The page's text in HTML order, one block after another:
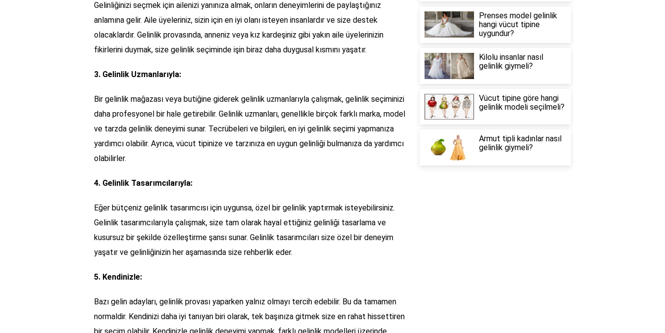
Gelinliğinizi seçmek için ailenizi yanınıza almak, onların deneyimlerini de paylaştığınız
anlamına gelir. Aile üyeleriniz, sizin için en iyi olanı isteyen insanlardır ve size destek
olacaklardır. Gelinlik provasında, anneniz veya kız kardeşiniz gibi yakın aile üyelerinizin
fikirlerini duymak, size gelinlik seçiminde işin biraz daha duygusal kısmını yaşatır.
3. Gelinlik Uzmanlarıyla:
Bir gelinlik mağazası veya butiğine giderek gelinlik uzmanlarıyla çalışmak, gelinlik seçiminizi
daha profesyonel bir hale getirebilir. Gelinlik uzmanları, genellikle birçok farklı marka, model
ve tarzda gelinlik deneyimi sunar. Tecrübeleri ve bilgileri, en iyi gelinlik seçimi yapmanıza
yardımcı olabilir. Ayrıca, vücut tipinize ve tarzınıza en uygun gelinliği bulmanıza da yardımcı
olabilirler.
4. Gelinlik Tasarımcılarıyla:
Eğer bütçeniz gelinlik tasarımcısı için uygunsa, özel bir gelinlik yaptırmak isteyebilirsiniz.
Gelinlik tasarımcılarıyla çalışmak, size tam olarak hayal ettiğiniz gelinliği tasarlama ve
kusursuz bir şekilde özelleştirme şansı sunar. Gelinlik tasarımcıları size özel bir deneyim
yaşatır ve gelinliğinizin her aşamasında size rehberlik eder.
5. Kendinizle:
Bazı gelin adayları, gelinlik provası yaparken yalnız olmayı tercih edebilir. Bu da tamamen
normaldir. Kendinizi daha iyi tanıyan biri olarak, tek başınıza gitmek size en rahat hissettiren
Prenses model gelinlik
hangi vücut tipine
uygundur?
Kilolu insanlar nasıl
gelinlik giymeli?
Vücut tipine göre hangi
gelinlik modeli seçilmeli?
Armut tipli kadınlar nasıl
gelinlik giymeli?